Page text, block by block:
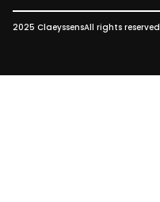
2025 ClaeyssensAll rights reserved